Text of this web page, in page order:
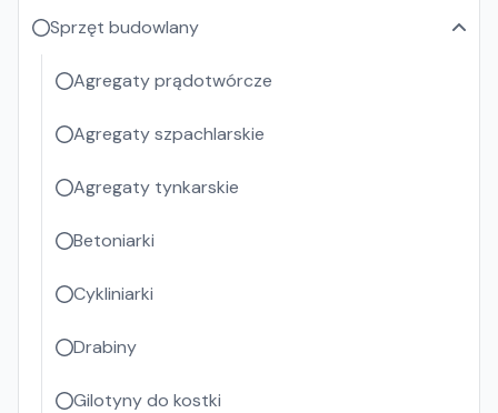
Sprzęt budowlany
Agregaty prądotwórcze
Agregaty szpachlarskie
Agregaty tynkarskie
Betoniarki
Cykliniarki
Drabiny
Gilotyny do kostki